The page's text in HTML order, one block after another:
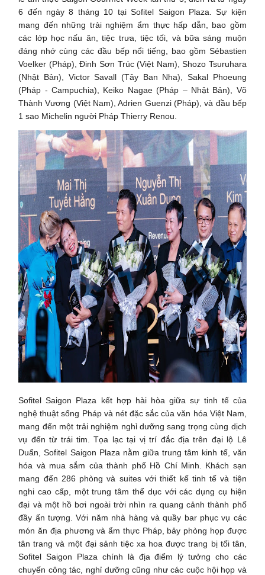
6 đến ngày 8 tháng 10 tại Sofitel Saigon Plaza. Sự kiện
mang đến những trải nghiệm ẩm thực hấp dẫn, bao gồm
các lớp học nấu ăn, tiệc trưa, tiệc tối, và bữa sáng muộn
đáng nhớ cùng các đầu bếp nổi tiếng, bao gồm Sébastien
Voelker (Pháp), Đinh Sơn Trúc (Việt Nam), Shozo Tsuruhara
(Nhật Bản), Victor Savall (Tây Ban Nha), Sakal Phoeung
(Pháp - Campuchia), Keiko Nagae (Pháp – Nhật Bản), Võ
Thành Vương (Việt Nam), Adrien Guenzi (Pháp), và đầu bếp
1 sao Michelin người Pháp Thierry Renou.
Sofitel Saigon Plaza kết hợp hài hòa giữa sự tinh tế của
nghệ thuật sống Pháp và nét đặc sắc của văn hóa Việt Nam,
mang đến một trải nghiệm nghỉ dưỡng sang trọng cùng dịch
vụ đến từ trái tim. Tọa lạc tại vị trí đắc địa trên đại lộ Lê
Duẩn, Sofitel Saigon Plaza nằm giữa trung tâm kinh tế, văn
hóa và mua sắm của thành phố Hồ Chí Minh. Khách sạn
mang đến 286 phòng và suites với thiết kế tinh tế và tiện
nghi cao cấp, một trung tâm thể dục với các dụng cụ hiện
đại và một hồ bơi ngoài trời nhìn ra quang cảnh thành phố
đầy ấn tượng. Với năm nhà hàng và quầy bar phục vụ các
món ăn địa phương và ẩm thực Pháp, bảy phòng họp được
tân trang và một đại sảnh tiệc xa hoa được trang bị tối tân,
Sofitel Saigon Plaza chính là địa điểm lý tưởng cho các
chuyến công tác, nghỉ dưỡng cũng như các cuộc hội họp và